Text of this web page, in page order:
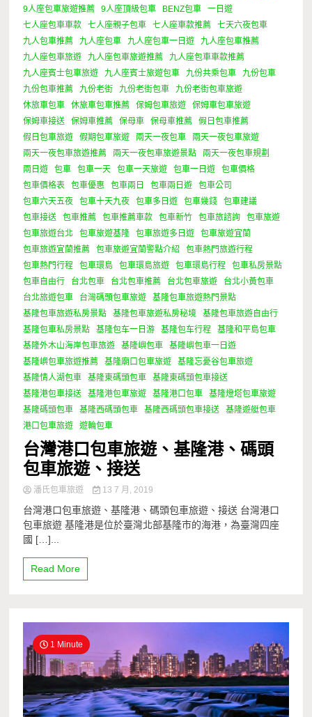
9人座包車旅遊推薦
9人座頂級包車 BENZ包車
一日遊
七人座包車車款
七人座親子包車 七人座車款推薦
七天六夜包車
九人包車推薦
九人座包車 九人座包車一日遊
九人座包車推薦
九人座包車旅遊
九人座包車旅遊推薦
九人座包車車款推薦
九人座賓士包車旅遊
九人座賓士旅遊包車 九份共乘包車
九份包車
九份包車推薦
九份老街 九份老街包車
九份老街包車旅遊
休旅車包車
休旅車包車推薦 保姆包車旅遊
保姆車包車旅遊
保姆車接送
保姆車推薦 保母車 保母車推薦
假日包車推薦
假日包車旅遊
假期包車旅遊 兩天一夜包車
兩天一夜包車旅遊
兩天一夜包車旅遊推薦
兩天一夜包車旅遊景點
兩天一夜包車規劃
兩日遊
包車 包車一天 包車一天旅遊 包車一日遊
包車價格
包車價格表
包車優惠 包車兩日 包車兩日遊
包車公司
包車六天五夜
包車十天九夜 包車多日遊 包車幾錢
包車建議
包車接送
包車推薦 包車推薦車款 包車新竹 包車旅諮詢
包車旅遊
包車旅遊台北
包車旅遊基隆 包車旅遊多日遊
包車旅遊宜蘭
包車旅遊宜蘭推薦
包車旅遊宜蘭警點介紹
包車熱門旅遊行程
包車熱門行程
包車環島 包車環島旅遊 包車環島行程
包車私房景點
包車自由行
台北包車 台北包車推薦 台北包車旅遊
台北小黃包車
台北旅遊包車
台灣碼頭包車旅遊
基隆包車旅遊熱門景點
基隆包車旅遊私房景點
基隆包車旅遊私房秘境
基隆包車旅遊自由行
基隆包車私房景點
基隆包车一日游 基隆包车行程
基隆和平島包車
基隆外木山海岸包車旅遊
基隆嶼包車
基隆嶼包車一日遊
基隆嶼包車旅遊推薦
基隆廟口包車旅遊
基隆忘憂谷包車旅遊
基隆情人湖包車
基隆東碼頭包車
基隆東碼頭包車接送
基隆港包車接送
基隆港包車旅遊 基隆港口包車
基隆燈塔包車旅遊
基隆碼頭包車
基隆西碼頭包車 基隆西碼頭包車接送
基隆遊艇包車
港口包車旅遊
遊輪包車
台灣港口包車旅遊、基隆港、碼頭
包車旅遊、接送
潘氏包車旅遊 13 7 月, 2019
台灣港口包車旅遊、基隆港、碼頭包車旅遊、接送 台灣港口
包車旅遊 基隆港是位於臺灣北部基隆市的海港，為臺灣四座
國 […]...
Read More
1 Minute